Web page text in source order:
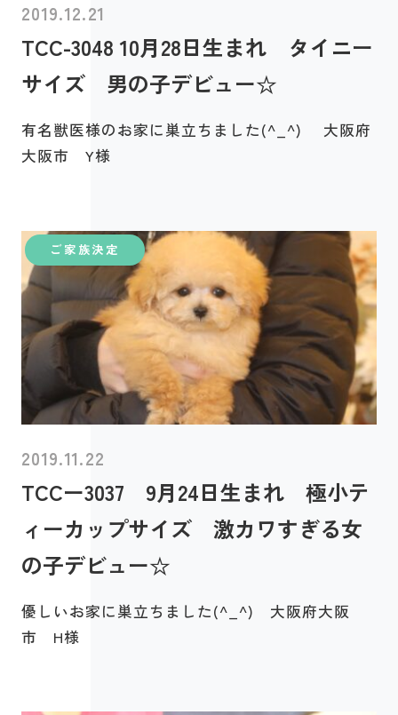
2019.12.21
TCC-3048 10月28日生まれ タイニー
サイズ 男の子デビュー☆
有名獣医様のお家に巣立ちました(^_^) 大阪府
大阪市 Y様
ご家族決定
2019.11.22
TCCー3037 9月24日生まれ 極小テ
ィーカップサイズ 激カワすぎる女
の子デビュー☆
優しいお家に巣立ちました(^_^) 大阪府大阪
市 H様